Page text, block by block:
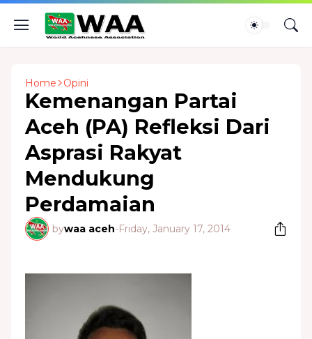
Home Opini
Kemenangan Partai
Aceh (PA) Refleksi Dari
Asprasi Rakyat
Mendukung
Perdamaian
bywaa aceh-Friday, January 17, 2014